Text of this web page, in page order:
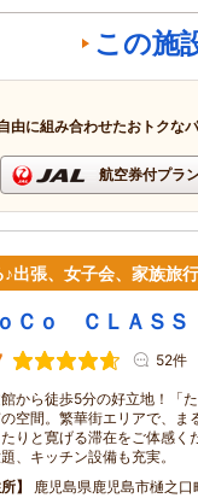
この施
由に組み合わせたおトクな
航空券付プラ
出張、女子会、家族旅
Ｃｏ ＣＬＡＳＳ
52件
から徒歩5分の好立地！「
の空間。繁華街エリアで、ま
りと寛げる滞在をご体感く
、キッチン設備も充実。
鹿児島県鹿児島市樋之口